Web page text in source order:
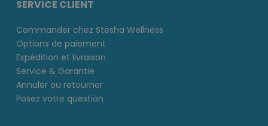
SERVICE CLIENT
Commander chez Stesha Wellness
Options de paiement
Expédition et livraison
Service & Garantie
Annuler ou retourner
Posez votre question